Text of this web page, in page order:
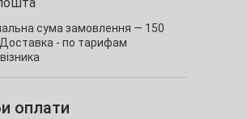
сума замовлення — 150
Доставка - по тарифам
оплати